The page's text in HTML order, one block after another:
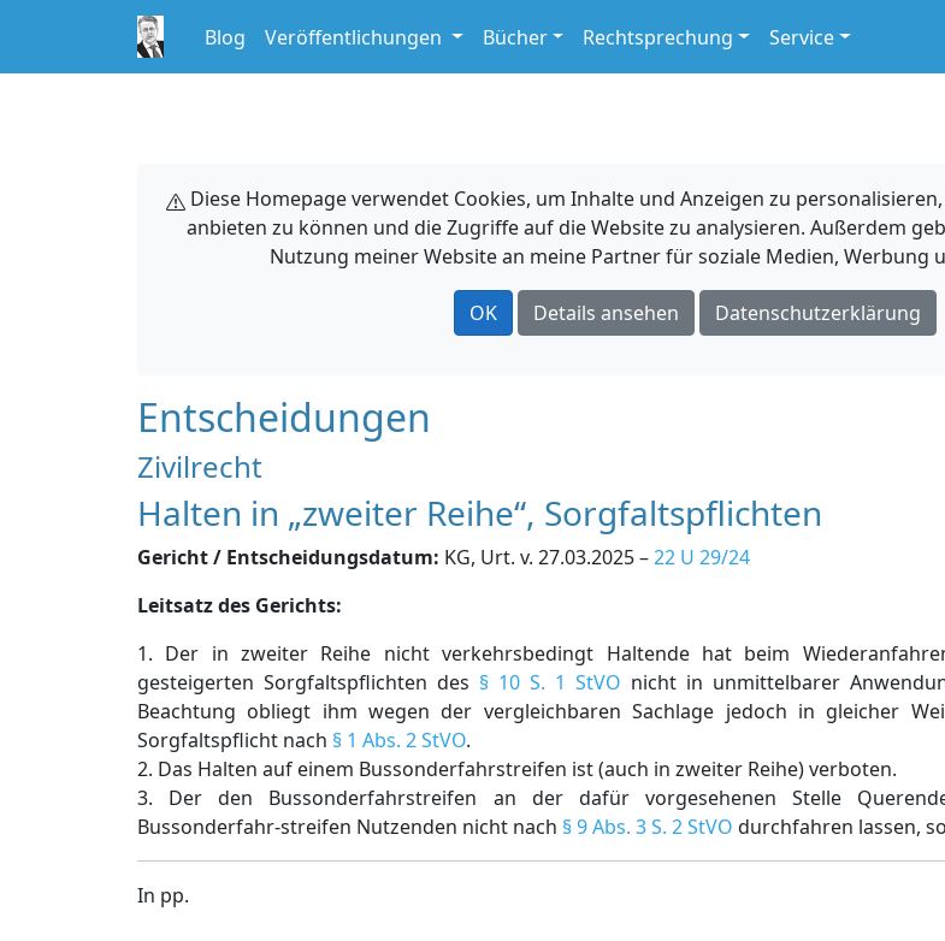
Blog Veröffentlichungen Bücher Rechtsprechung Service
Diese Homepage verwendet Cookies, um Inhalte und Anzeigen zu
anbieten zu können und die Zugriffe auf die Website zu analysieren. Außerdem
Nutzung meiner Website an meine Partner für soziale Medien, Werbung
OK Details ansehen Datenschutzerklärung
Entscheidungen
Zivilrecht
Halten in „zweiter Reihe“, Sorgfaltspflichten
Gericht / Entscheidungsdatum: KG, Urt. v. 27.03.2025 –22 U 29/24
Leitsatz des Gerichts:
1. Der in zweiter Reihe nicht verkehrsbedingt Haltende hat beim
gesteigerten Sorgfaltspflichten des § 10 S. 1 StVO nicht in unmittelbarer
Beachtung obliegt ihm wegen der vergleichbaren Sachlage jedoch in gleicher
Sorgfaltspflicht nach § 1 Abs. 2 StVO.
2. Das Halten auf einem Bussonderfahrstreifen ist (auch in zweiter Reihe) verboten.
3. Der den Bussonderfahrstreifen an der dafür vorgesehenen Stelle
Bussonderfahr-streifen Nutzenden nicht nach § 9 Abs. 3 S. 2 StVO durchfahren lassen,
In pp.